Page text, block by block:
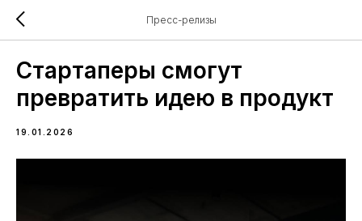
Пресс-релизы
Стартаперы смогут
превратить идею в продукт
19.01.2026